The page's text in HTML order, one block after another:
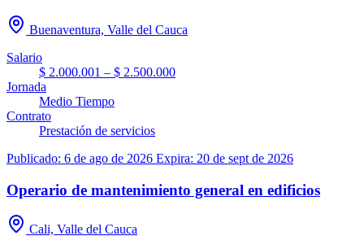
Buenaventura, Valle del Cauca
Salario
$ 2.000.001 – $ 2.500.000
Jornada
Medio Tiempo
Contrato
Prestación de servicios
Publicado: 6 de ago de 2026 Expira: 20 de sept de 2026
Operario de mantenimiento general en edificios
Cali, Valle del Cauca